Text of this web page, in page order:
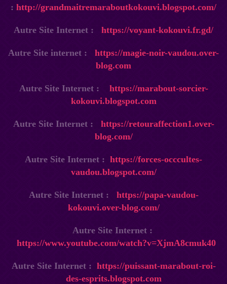
: http://grandmaitremaraboutkokouvi.blogspot.com/
Autre Site Internet : https://voyant-kokouvi.fr.gd/
Autre Site internet : https://magie-noir-vaudou.over-
blog.com
Autre Site Internet :
https://marabout-sorcier-
kokouvi.blogspot.com
Autre Site Internet : https://retouraffection1.over-
blog.com/
Autre Site Internet : https://forces-occcultes-
vaudou.blogspot.com/
Autre Site Internet : https://papa-vaudou-
kokouvi.over-blog.com/
Autre Site Internet :
https://www.youtube.com/watch?v=XjmA8cmuk40
Autre Site Internet : https://puissant-marabout-roi-
des-esprits.blogspot.com